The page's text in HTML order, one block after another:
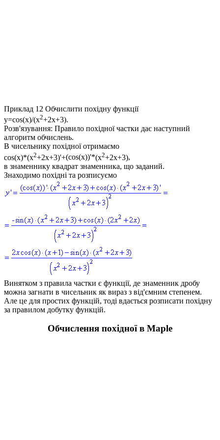
Приклад 12 Обчислити похідну функції
y=cos(x)/(x2+2x+3).
Розв'язування: Правило похідної частки дає наступний
алгоритм обчислень.
В чисельнику похідної отримаємо
cos(x)*(x2+2x+3)'+(cos(x))'*(x2+2x+3),
в знаменнику квадрат знаменника, що заданий.
Знаходимо похідні та розписуємо
Винятком з правила частки є функції, де знаменник дробу
можна загнати в чисельник як вираз з від'ємним степенем.
Але це для простих функцій, тоді вдається розписати похідну
за правилом добутку функцій.
Обчислення похідної в Maple